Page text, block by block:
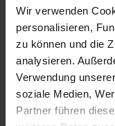
Wir verwenden
personalisieren,
zu können und die
analysieren.
Verwendung
soziale Medien,
Partner führen
Informationen zu
Wir möchten Sie
Ankunftstag ab 15
Ihr Hotel
Sie Ihr Zimmer bis
nutzen. Bitte
Buchungen